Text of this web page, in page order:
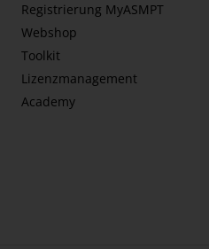
Registrierung MyASMPT
Webshop
Toolkit
Lizenzmanagement
Academy